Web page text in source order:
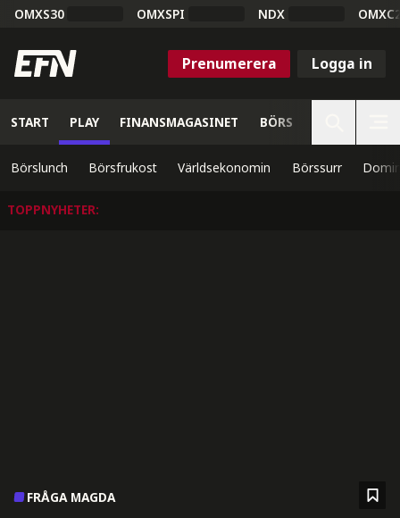
OMXS30 OMXSPI NDX
Prenumerera Logga in
START PLAY FINANSMAGASINET BÖRS
Börslunch Börsfrukost Världsekonomin Börssurr
TOPPNYHETER:
FRÅGA MAGDA